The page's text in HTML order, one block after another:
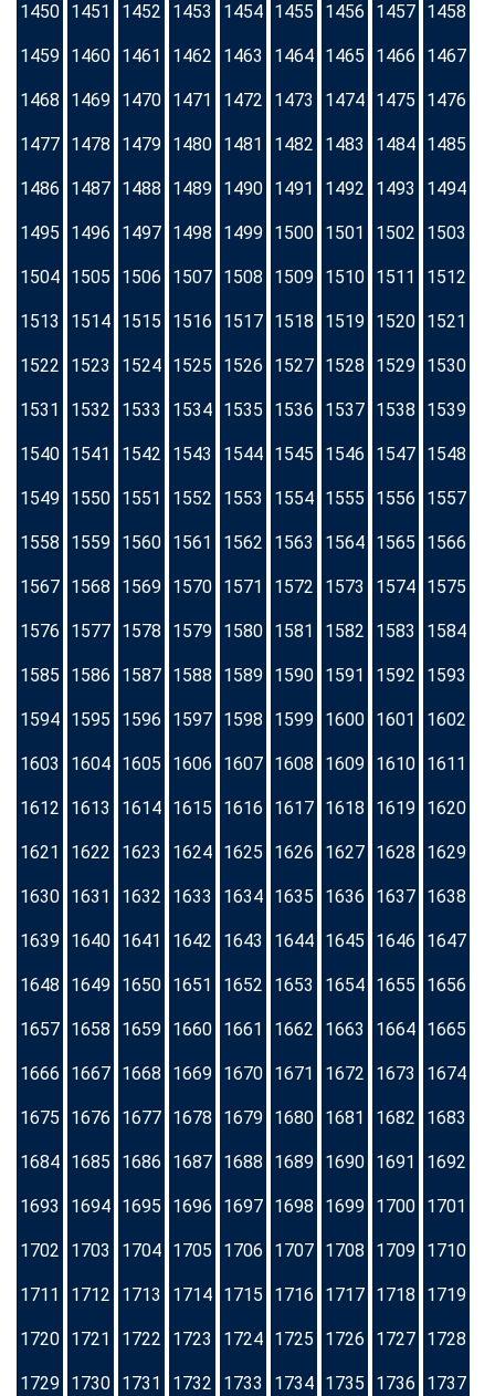
1450 1451 1452 1453 1454 1455 1456 1457 1458
1459 1460 1461 1462 1463 1464 1465 1466 1467
1468 1469 1470 1471 1472 1473 1474 1475 1476
1477 1478 1479 1480 1481 1482 1483 1484 1485
1486 1487 1488 1489 1490 1491 1492 1493 1494
1495 1496 1497 1498 1499 1500 1501 1502 1503
1504 1505 1506 1507 1508 1509 1510 1511 1512
1513 1514 1515 1516 1517 1518 1519 1520 1521
1522 1523 1524 1525 1526 1527 1528 1529 1530
1531 1532 1533 1534 1535 1536 1537 1538 1539
1540 1541 1542 1543 1544 1545 1546 1547 1548
1549 1550 1551 1552 1553 1554 1555 1556 1557
1558 1559 1560 1561 1562 1563 1564 1565 1566
1567 1568 1569 1570 1571 1572 1573 1574 1575
1576 1577 1578 1579 1580 1581 1582 1583 1584
1585 1586 1587 1588 1589 1590 1591 1592 1593
1594 1595 1596 1597 1598 1599 1600 1601 1602
1603 1604 1605 1606 1607 1608 1609 1610 1611
1612 1613 1614 1615 1616 1617 1618 1619 1620
1621 1622 1623 1624 1625 1626 1627 1628 1629
1630 1631 1632 1633 1634 1635 1636 1637 1638
1639 1640 1641 1642 1643 1644 1645 1646 1647
1648 1649 1650 1651 1652 1653 1654 1655 1656
1657 1658 1659 1660 1661 1662 1663 1664 1665
1666 1667 1668 1669 1670 1671 1672 1673 1674
1675 1676 1677 1678 1679 1680 1681 1682 1683
1684 1685 1686 1687 1688 1689 1690 1691 1692
1693 1694 1695 1696 1697 1698 1699 1700 1701
1702 1703 1704 1705 1706 1707 1708 1709 1710
1711 1712 1713 1714 1715 1716 1717 1718 1719
1720 1721 1722 1723 1724 1725 1726 1727 1728
1729 1730 1731 1732 1733 1734 1735 1736 1737